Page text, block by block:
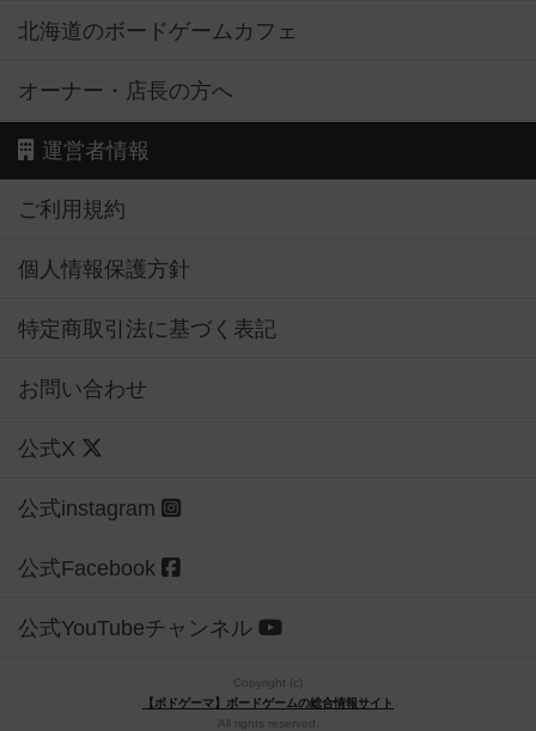
北海道のボードゲームカフェ
オーナー・店長の方へ
運営者情報
ご利用規約
個人情報保護方針
特定商取引法に基づく表記
お問い合わせ
公式X
公式instagram
公式Facebook
公式YouTubeチャンネル
Copyright (c)
【ボドゲーマ】ボードゲームの総合情報サイト
All rights reserved.